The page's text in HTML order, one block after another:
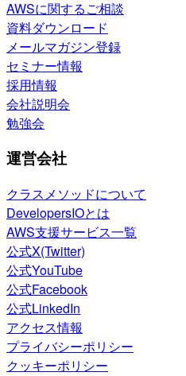
AWSに関するご相談
資料ダウンロード
メールマガジン登録
セミナー情報
採用情報
会社説明会
勉強会
運営会社
クラスメソッドについて
DevelopersIOとは
AWS支援サービス一覧
公式X(Twitter)
公式YouTube
公式Facebook
公式LinkedIn
アクセス情報
プライバシーポリシー
クッキーポリシー